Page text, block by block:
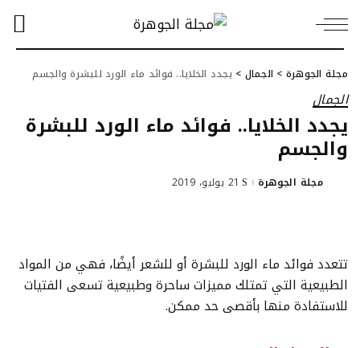
مجلة الجوهرة > الجمال >يجدد الخلايا.. فوائد ماء الورد للبشرة والجسم
الجمال
يجدد الخلايا.. فوائد ماء الورد للبشرة
والجسم
Posted
مجلة الجوهرة 21 يوليو، 2019
تتعدد فوائد ماء الورد للبشرة أو للشعر أيضًا، فهي من المواد
الطبيعية التي تمتلك مميزات ساحرة وطبيعية تسعى الفتيات
للاستفادة منها بأقصى حد ممكن.